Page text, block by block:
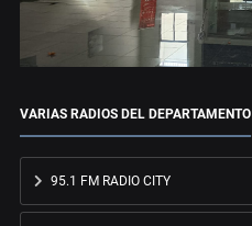
VARIAS RADIOS DEL DEPARTAMENTO
95.1 FM RADIO CITY